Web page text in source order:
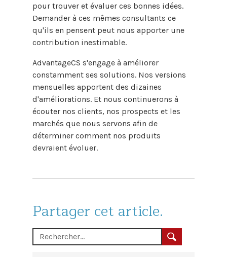
pour trouver et évaluer ces bonnes idées.
Demander à ces mêmes consultants ce
qu'ils en pensent peut nous apporter une
contribution inestimable.
AdvantageCS s'engage à améliorer
constamment ses solutions. Nos versions
mensuelles apportent des dizaines
d'améliorations. Et nous continuerons à
écouter nos clients, nos prospects et les
marchés que nous servons afin de
déterminer comment nos produits
devraient évoluer.
Partager cet article.